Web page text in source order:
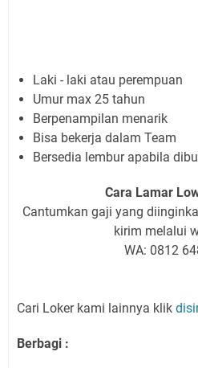
Laki - laki atau perempuan
Umur max 25 tahun
Berpenampilan menarik
Bisa bekerja dalam Team
Bersedia lembur apabila
Cara Lamar
Cantumkan gaji yang
kirim melalui
WA: 0812
Cari Loker kami lainnya klik
Berbagi :